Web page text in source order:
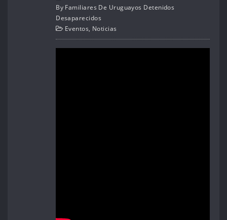
By Familiares De Uruguayos Detenidos
Desaparecidos
Eventos, Noticias